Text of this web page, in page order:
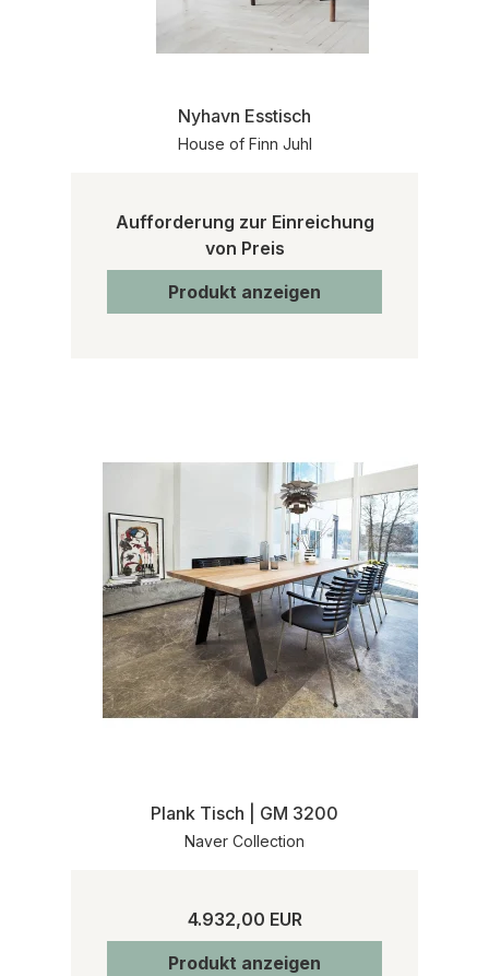
Nyhavn Esstisch
House of Finn Juhl
Aufforderung zur Einreichung
von Preis
Produkt anzeigen
Plank Tisch | GM 3200
Naver Collection
4.932,00 EUR
Produkt anzeigen